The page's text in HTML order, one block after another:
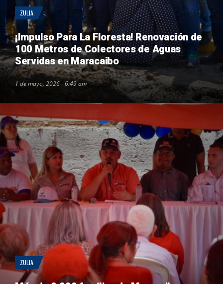
ZULIA
¡Impulso Para La Floresta! Renovación de
100 Metros de Colectores de Aguas
Servidas en Maracaibo
1 de mayo, 2026 - 6:49 am
ZULIA